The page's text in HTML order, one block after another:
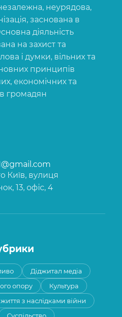
неурядова,
заснована в
діяльність
на захист та
і думки, вільних та
принципів
економічних та
громадян
Київ, вулиця
13, офіс, 4
Діджитал медіа
опору
Культура
з наслідками війни